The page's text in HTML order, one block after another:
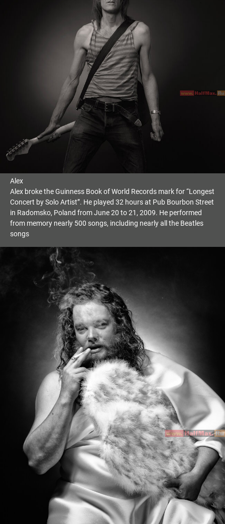
Alex
Alex broke the Guinness Book of World Records mark for “Longest
Concert by Solo Artist”. He played 32 hours at Pub Bourbon Street
in Radomsko, Poland from June 20 to 21, 2009. He performed
from memory nearly 500 songs, including nearly all the Beatles
songs